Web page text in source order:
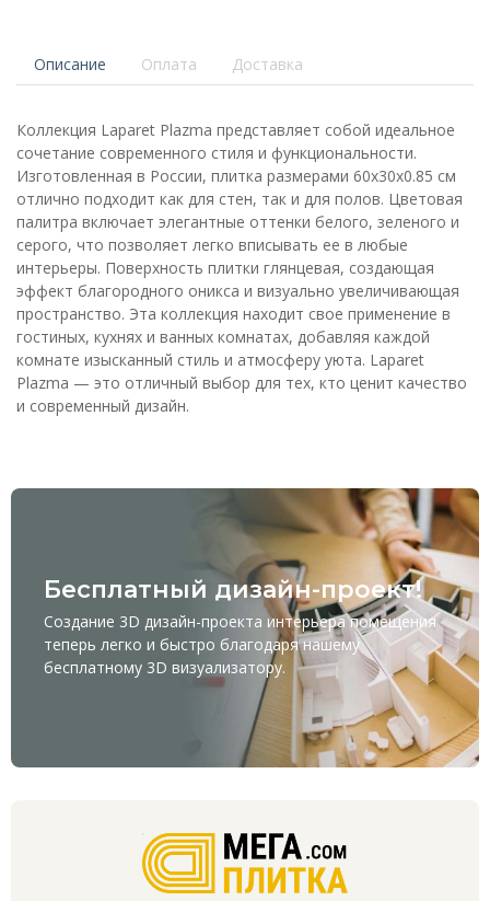
Описание Оплата Доставка
Коллекция Laparet Plazma представляет собой идеальное
сочетание современного стиля и функциональности.
Изготовленная в России, плитка размерами 60x30x0.85 см
отлично подходит как для стен, так и для полов. Цветовая
палитра включает элегантные оттенки белого, зеленого и
серого, что позволяет легко вписывать ее в любые
интерьеры. Поверхность плитки глянцевая, создающая
эффект благородного оникса и визуально увеличивающая
пространство. Эта коллекция находит свое применение в
гостиных, кухнях и ванных комнатах, добавляя каждой
комнате изысканный стиль и атмосферу уюта. Laparet
Plazma — это отличный выбор для тех, кто ценит качество
и современный дизайн.
Бесплатный дизайн-проект!
Создание 3D дизайн-проекта интерьера помещения
теперь легко и быстро благодаря нашему
бесплатному 3D визуализатору.